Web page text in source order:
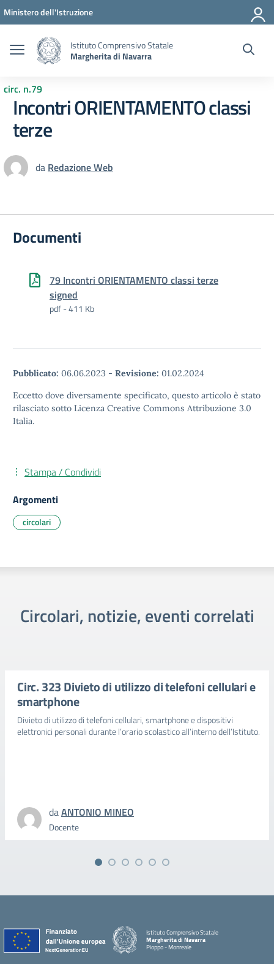
Vai ai contenuti
Vai al menu di navigazione
Vai al footer
Ministero dell'Istruzione
Istituto Comprensivo Statale
Margherita di Navarra
circ. n.79
Incontri ORIENTAMENTO classi
terze
da Redazione Web
Documenti
79 Incontri ORIENTAMENTO classi terze
signed
pdf - 411 Kb
Pubblicato: 06.06.2023 - Revisione: 01.02.2024
Eccetto dove diversamente specificato, questo articolo è stato
rilasciato sotto Licenza Creative Commons Attribuzione 3.0
Italia.
Stampa / Condividi
Argomenti
circolari
Circolari, notizie, eventi correlati
Circ. 323 Divieto di utilizzo di telefoni cellulari e
smartphone
Divieto di utilizzo di telefoni cellulari, smartphone e dispositivi
elettronici personali durante l’orario scolastico all’interno dell’Istituto.
daANTONIO MINEO
Docente
Istituto Comprensivo Statale
Margherita di Navarra
Pioppo - Monreale